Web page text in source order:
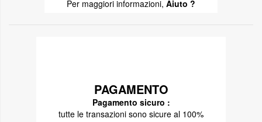
Per maggiori informazioni, Aiuto ?
PAGAMENTO
Pagamento sicuro :
tutte le transazioni sono sicure al 100%